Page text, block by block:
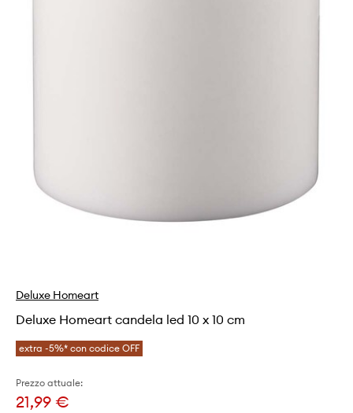
Deluxe Homeart
Deluxe Homeart candela led 10 x 10 cm
extra -5%* con codice OFF
Prezzo attuale:
21,99 €